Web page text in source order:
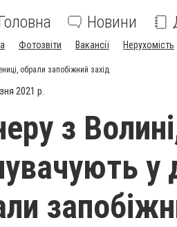
Новини
Фотозвіти Вакансії Нерухомість
обрали запобіжний захід
2021 р.
з
у